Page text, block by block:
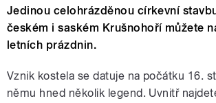
Jedinou celohrázděnou církevní
českém i saském Krušnohoří můžete
letních prázdnin.
Vznik kostela se datuje na počátku 16.
němu hned několik legend. Uvnitř